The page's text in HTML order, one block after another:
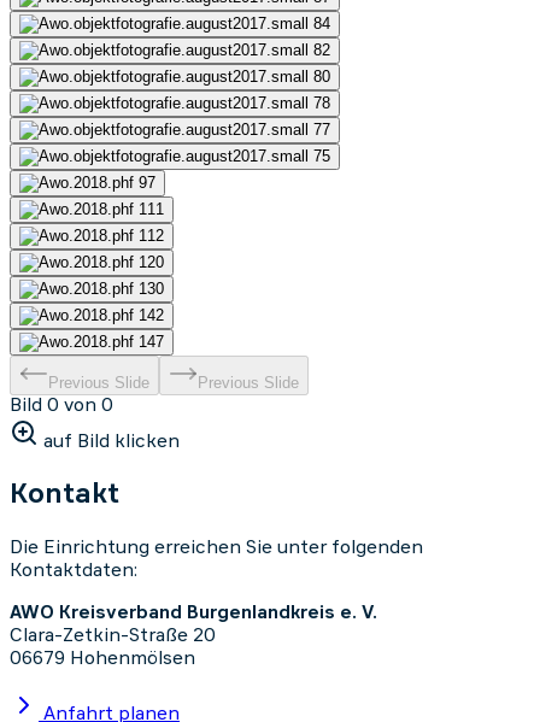
Previous Slide Previous Slide
Bild 0 von 0
auf Bild klicken
Kontakt
Die Einrichtung erreichen Sie unter folgenden
Kontaktdaten:
AWO Kreisverband Burgenlandkreis e. V.
Clara-Zetkin-Straße 20
06679 Hohenmölsen
Anfahrt planen